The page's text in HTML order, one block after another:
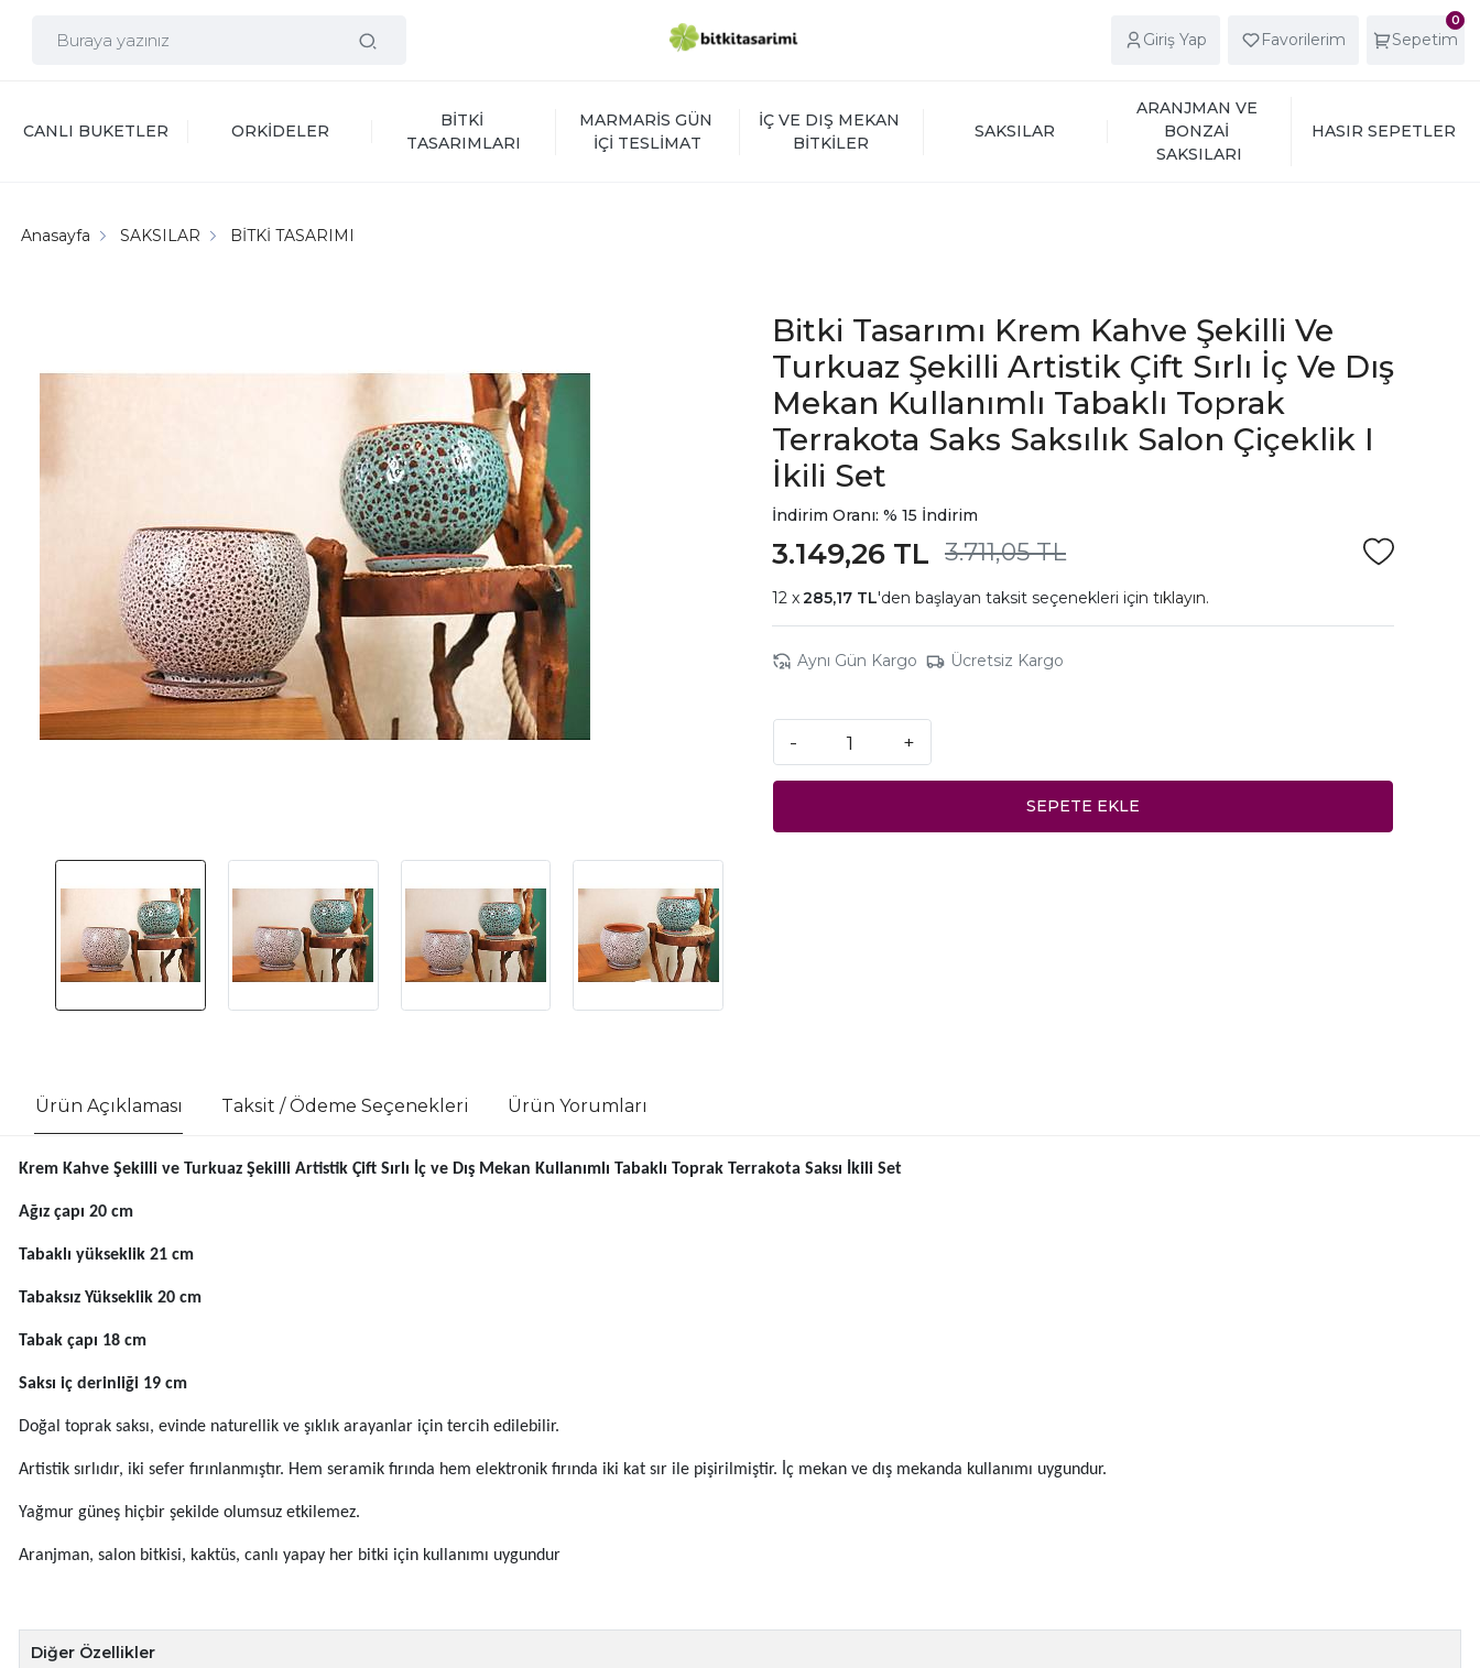
Giriş Yap Favorilerim
0
Sepetim
CANLI BUKETLER ORKİDELER
BİTKİ
TASARIMLARI
MARMARİS GÜN
İÇİ TESLİMAT
İÇ VE DIŞ MEKAN
BİTKİLER
SAKSILAR
ARANJMAN VE
BONZAİ
SAKSILARI
HASIR SEPETLER
Anasayfa SAKSILAR BİTKİ TASARIMI
Bitki Tasarımı Krem Kahve Şekilli Ve
Turkuaz Şekilli Artistik Çift Sırlı İç Ve Dış
Mekan Kullanımlı Tabaklı Toprak
Terrakota Saks Saksılık Salon Çiçeklik I
İkili Set
İndirim Oranı: % 15 İndirim
3.711,05 TL
3.149,26 TL
285,17 TL'den başlayan taksit seçenekleri için tıklayın.
Aynı Gün Kargo Ücretsiz Kargo
- +
SEPETE EKLE
Ürün Açıklaması Taksit / Ödeme Seçenekleri Ürün Yorumları
Krem Kahve Şekilli ve Turkuaz Şekilli Artistik Çift Sırlı İç ve Dış Mekan Kullanımlı Tabaklı Toprak Terrakota Saksı İkili Set
Ağız çapı 20 cm
Tabaklı yükseklik 21 cm
Tabaksız Yükseklik 20 cm
Tabak çapı 18 cm
Saksı iç derinliği 19 cm
Doğal toprak saksı, evinde naturellik ve şıklık arayanlar için tercih edilebilir.
Artistik sırlıdır, iki sefer fırınlanmıştır. Hem seramik fırında hem elektronik fırında iki kat sır ile pişirilmiştir. İç mekan ve dış mekanda kullanımı uygundur.
Yağmur güneş hiçbir şekilde olumsuz etkilemez.
Aranjman, salon bitkisi, kaktüs, canlı yapay her bitki için kullanımı uygundur
Diğer Özellikler